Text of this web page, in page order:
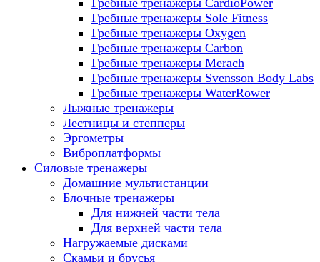
Гребные тренажеры CardioPower
Гребные тренажеры Sole Fitness
Гребные тренажеры Oxygen
Гребные тренажеры Carbon
Гребные тренажеры Merach
Гребные тренажеры Svensson Body Labs
Гребные тренажеры WaterRower
Лыжные тренажеры
Лестницы и степперы
Эргометры
Виброплатформы
Силовые тренажеры
Домашние мультистанции
Блочные тренажеры
Для нижней части тела
Для верхней части тела
Нагружаемые дисками
Скамьи и брусья